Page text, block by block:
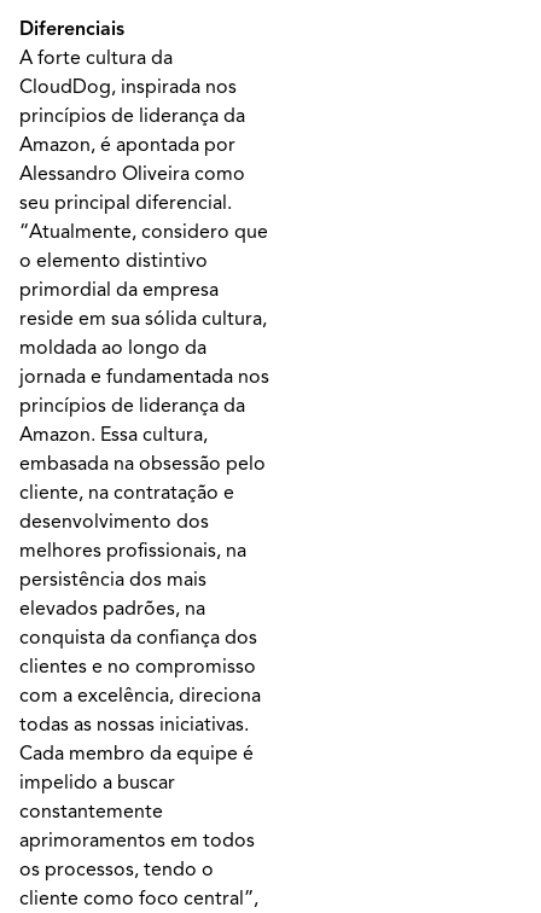
Diferenciais
A forte cultura da
CloudDog, inspirada nos
princípios de liderança da
Amazon, é apontada por
Alessandro Oliveira como
seu principal diferencial.
“Atualmente, considero que
o elemento distintivo
primordial da empresa
reside em sua sólida cultura,
moldada ao longo da
jornada e fundamentada nos
princípios de liderança da
Amazon. Essa cultura,
embasada na obsessão pelo
cliente, na contratação e
desenvolvimento dos
melhores profissionais, na
persistência dos mais
elevados padrões, na
conquista da confiança dos
clientes e no compromisso
com a excelência, direciona
todas as nossas iniciativas.
Cada membro da equipe é
impelido a buscar
constantemente
aprimoramentos em todos
os processos, tendo o
cliente como foco central”,